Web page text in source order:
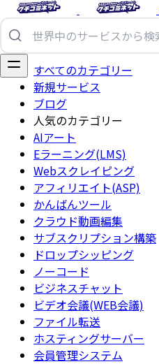
すべてのカテゴリー
新規サービス
ブログ
人気のカテゴリー
AIアート
Eラーニング(LMS)
Webスクレイピング
アフィリエイト(ASP)
かんばんツール
クラウド動画編集
サブスクリプション構築
ドロップシッピング
ノーコード
ビジネスチャット
ビデオ会議(WEB会議)
ファイル転送
ホスティングサーバー
会員管理システム